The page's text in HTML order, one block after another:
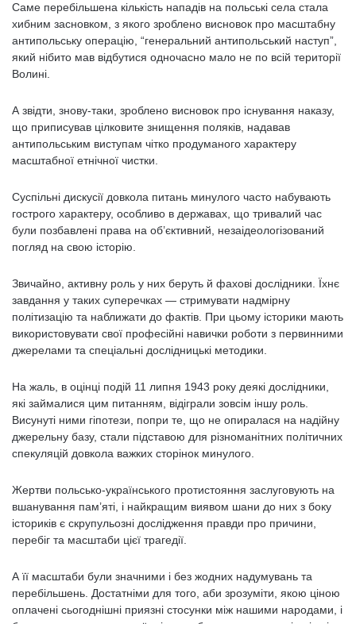
Саме перебільшена кількість нападів на польські села стала
хибним засновком, з якого зроблено висновок про масштабну
антипольську операцію, “генеральний антипольський наступ”,
який нібито мав відбутися одночасно мало не по всій території
Волині.
А звідти, знову-таки, зроблено висновок про існування наказу,
що приписував цілковите знищення поляків, надавав
антипольським виступам чітко продуманого характеру
масштабної етнічної чистки.
Суспільні дискусії довкола питань минулого часто набувають
гострого характеру, особливо в державах, що тривалий час
були позбавлені права на об’єктивний, незаідеологізований
погляд на свою історію.
Звичайно, активну роль у них беруть й фахові дослідники. Їхнє
завдання у таких суперечках — стримувати надмірну
політизацію та наближати до фактів. При цьому історики мають
використовувати свої професійні навички роботи з первинними
джерелами та спеціальні дослідницькі методики.
На жаль, в оцінці подій 11 липня 1943 року деякі дослідники,
які займалися цим питанням, відіграли зовсім іншу роль.
Висунуті ними гіпотези, попри те, що не опиралася на надійну
джерельну базу, стали підставою для різноманітних політичних
спекуляцій довкола важких сторінок минулого.
Жертви польсько-українського протистояння заслуговують на
вшанування пам’яті, і найкращим виявом шани до них з боку
істориків є скрупульозні дослідження правди про причини,
перебіг та масштаби цієї трагедії.
А її масштаби були значними і без жодних надумувань та
перебільшень. Достатніми для того, аби зрозуміти, якою ціною
оплачені сьогоднішні приязні стосунки між нашими народами, і